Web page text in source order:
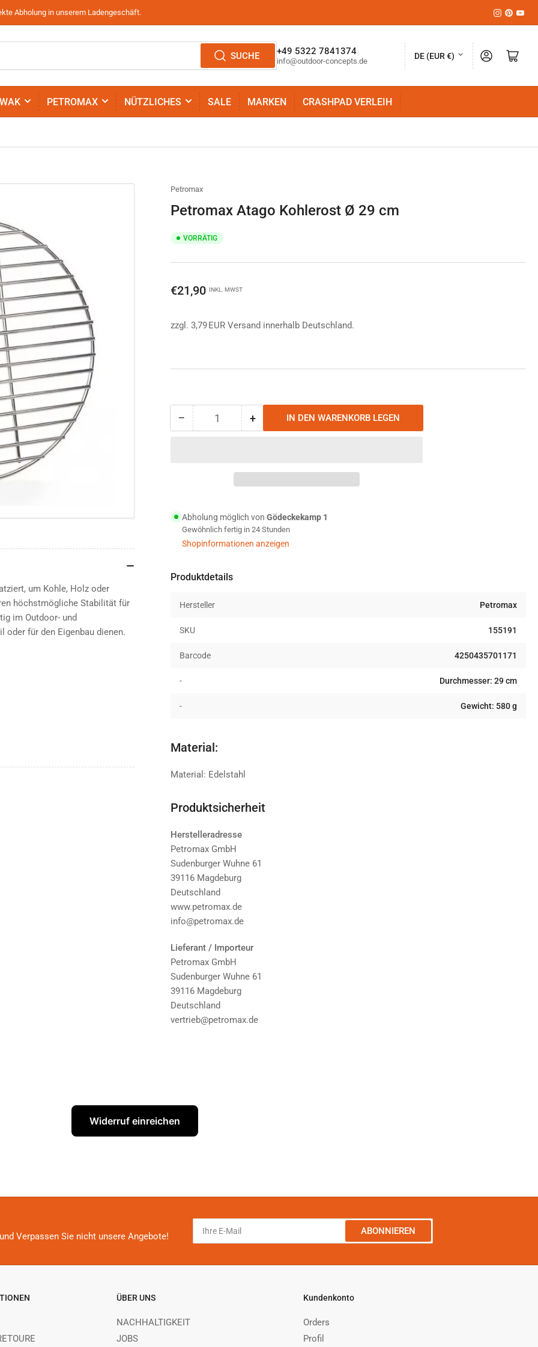
Abholung in unserem Ladengeschäft. Instagram
Pinterest
SUCHE +49 5322 7841374
info@outdoor-concepts.de
L
n
R
DE (EUR €) AnmeldenMini-Warenkorb öffnen
PETROMAX NÜTZLICHES SALE MARKEN CRASHPAD VERLEIH
Petromax
Petromax Atago Kohlerost Ø 29 cm
VORRÄTIG
Normaler
€21,90 INKL. MWST
zzgl. 3,79 EUR Versand innerhalb Deutschland.
− Menge
29
cm
Anzahl +Menge
Atago
Kohlerost
cm
IN DEN WARENKORB LEGEN
Abholung möglich von Gödeckekamp 1
Gewöhnlich fertig in 24 Stunden
Shopinformationen anzeigen
Produktdetails
Hersteller Petromax
SKU 155191
Barcode 4250435701171
- Durchmesser: 29 cm
- Gewicht: 580 g
Material:
Material: Edelstahl
Produktsicherheit
Herstelleradresse
Petromax GmbH
Sudenburger Wuhne 61
39116 Magdeburg
Deutschland
www.petromax.de
info@petromax.de
Lieferant / Importeur
Petromax GmbH
Sudenburger Wuhne 61
39116 Magdeburg
Deutschland
vertrieb@petromax.de
um Kohle, Holz oder
höchstmögliche Stabilität für
im Outdoor- und
oder für den Eigenbau dienen.
Widerruf einreichen
Verpassen Sie nicht unsere Angebote!
Ihre
Mail
ABONNIEREN
ÜBER UNS
NACHHALTIGKEIT
JOBS
Kundenkonto
Orders
Profil